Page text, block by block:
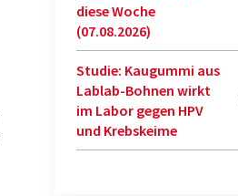
diese Woche
(07.08.2026)
Studie: Kaugummi aus
Lablab-Bohnen wirkt
im Labor gegen HPV
und Krebskeime